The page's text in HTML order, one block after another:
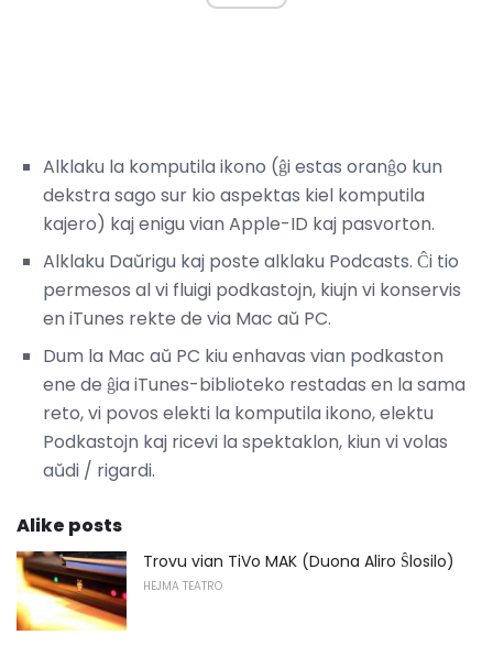
Alklaku la komputila ikono (ĝi estas oranĝo kun
dekstra sago sur kio aspektas kiel komputila
kajero) kaj enigu vian Apple-ID kaj pasvorton.
Alklaku Daŭrigu kaj poste alklaku Podcasts. Ĉi tio
permesos al vi fluigi podkastojn, kiujn vi konservis
en iTunes rekte de via Mac aŭ PC.
Dum la Mac aŭ PC kiu enhavas vian podkaston
ene de ĝia iTunes-biblioteko restadas en la sama
reto, vi povos elekti la komputila ikono, elektu
Podkastojn kaj ricevi la spektaklon, kiun vi volas
aŭdi / rigardi.
Alike posts
Trovu vian TiVo MAK (Duona Aliro Ŝlosilo)
HEJMA TEATRO